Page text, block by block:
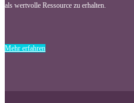
als wertvolle Ressource zu erhalten.
Mehr erfahren